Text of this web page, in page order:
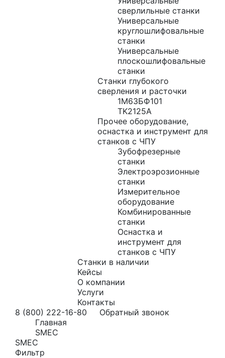
сверлильные станки
Универсальные
круглошлифовальные
станки
Универсальные
плоскошлифовальные
станки
Станки глубокого
сверления и расточки
1М63БФ101
TK2125A
Прочее оборудование,
оснастка и инструмент для
станков с ЧПУ
Зубофрезерные
станки
Электроэрозионные
станки
Измерительное
оборудование
Комбинированные
станки
Оснастка и
инструмент для
станков с ЧПУ
Станки в наличии
Кейсы
О компании
Услуги
Контакты
8 (800) 222-16-80
Обратный звонок
Главная
SMEC
SMEC
Фильтр